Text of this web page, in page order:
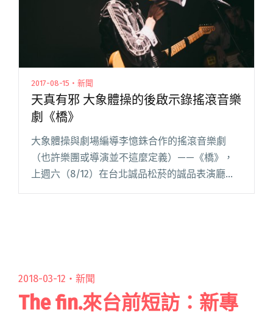
2017-08-15・新聞
天真有邪 大象體操的後啟示錄搖滾音樂
劇《橋》
大象體操與劇場編導李憶銖合作的搖滾音樂劇
（也許樂團或導演並不這麼定義）——《橋》，
上週六（8/12）在台北誠品松菸的誠品表演廳首
演，九月還會到台中歌劇院的小劇場，以及高雄
2018-03-12・ 新聞
The fin.來台前短訪：新專